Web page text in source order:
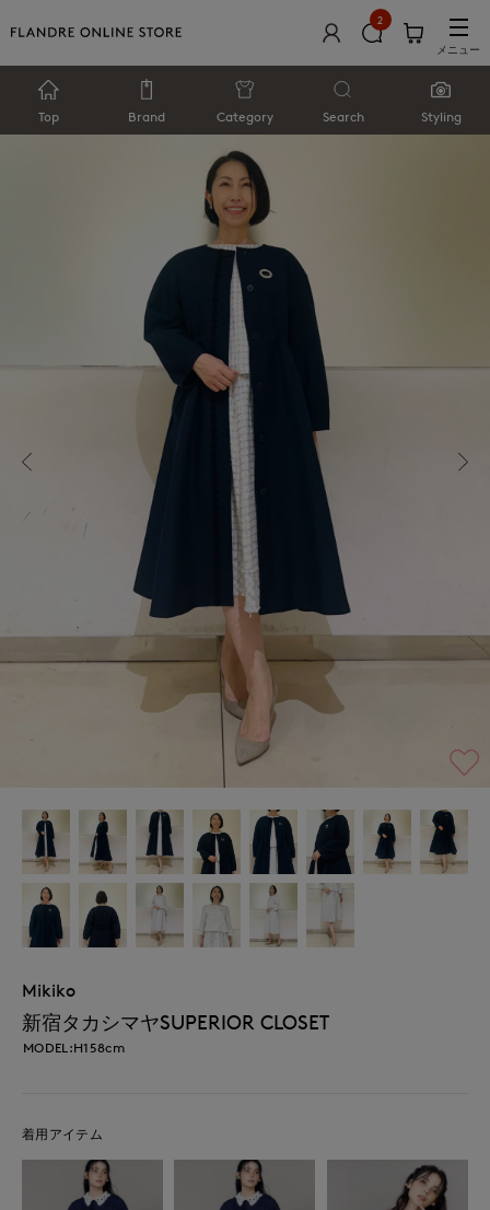
2
メニュー
Top Brand Category Search Styling
Mikiko
新宿タカシマヤSUPERIOR CLOSET
MODEL:H158cm
着用アイテム